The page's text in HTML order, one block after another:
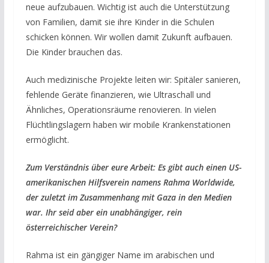
neue aufzubauen. Wichtig ist auch die Unterstützung
von Familien, damit sie ihre Kinder in die Schulen
schicken können. Wir wollen damit Zukunft aufbauen.
Die Kinder brauchen das.
Auch medizinische Projekte leiten wir: Spitäler sanieren,
fehlende Geräte finanzieren, wie Ultraschall und
Ähnliches, Operationsräume renovieren. In vielen
Flüchtlingslagern haben wir mobile Krankenstationen
ermöglicht.
Zum Verständnis über eure Arbeit: Es gibt auch einen US-
amerikanischen Hilfsverein namens Rahma Worldwide,
der zuletzt im Zusammenhang mit Gaza in den Medien
war. Ihr seid aber ein unabhängiger, rein
österreichischer Verein?
Rahma ist ein gängiger Name im arabischen und